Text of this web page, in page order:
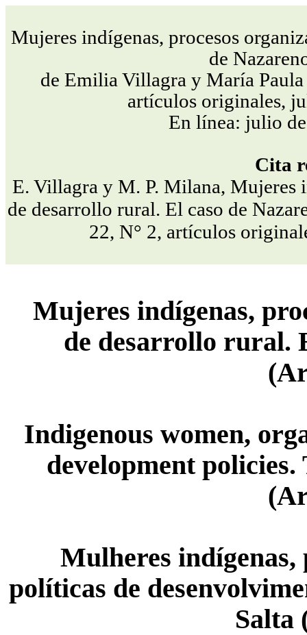
Mujeres indígenas, procesos
de
de Emilia Villagra y María
artículos originales,
En línea: julio
Cita
E. Villagra y M. P. Milana, Mujeres
de desarrollo rural. El caso de
22, N° 2, artículos
Mujeres indígenas,
de desarrollo rural.
Indigenous women,
development policies.
Mulheres indígenas,
políticas de
Salta